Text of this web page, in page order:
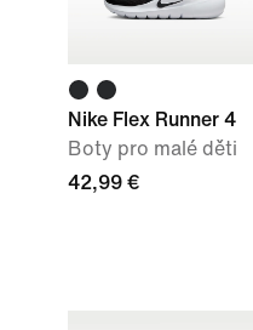
Nike Flex Runner 4
Boty pro malé děti
42,99 €